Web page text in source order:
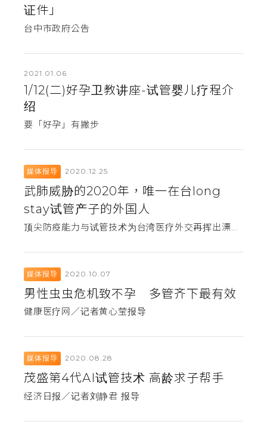
证件」
台中市政府公告
2021.01.06
1/12(二)好孕卫教讲座-试管婴儿疗程介
绍
要「好孕」有撇步
媒体报导 2020.12.25
武肺威胁的2020年，唯一在台long
stay试管产子的外国人
顶尖防疫能力与试管技术为台湾医疗外交再挥出漂...
媒体报导 2020.10.07
男性虫虫危机致不孕 多管齐下最有效
健康医疗网／记者黄心莹报导
媒体报导 2020.08.28
茂盛第4代AI试管技术 高龄求子帮手
经济日报／记者刘静君 报导